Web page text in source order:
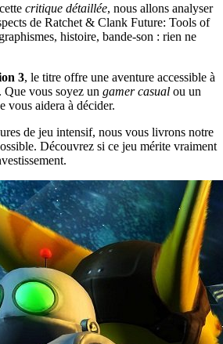
critique détaillée, nous allons analyser
de Ratchet & Clank Future: Tools of
histoire, bande-son : rien ne
3, le titre offre une aventure accessible à
Que vous soyez un gamer casual ou un
vous aidera à décider.
de jeu intensif, nous vous livrons notre
Découvrez si ce jeu mérite vraiment